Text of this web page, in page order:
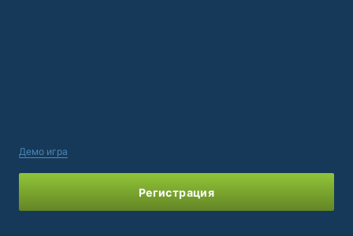
Демо игра
Регистрация